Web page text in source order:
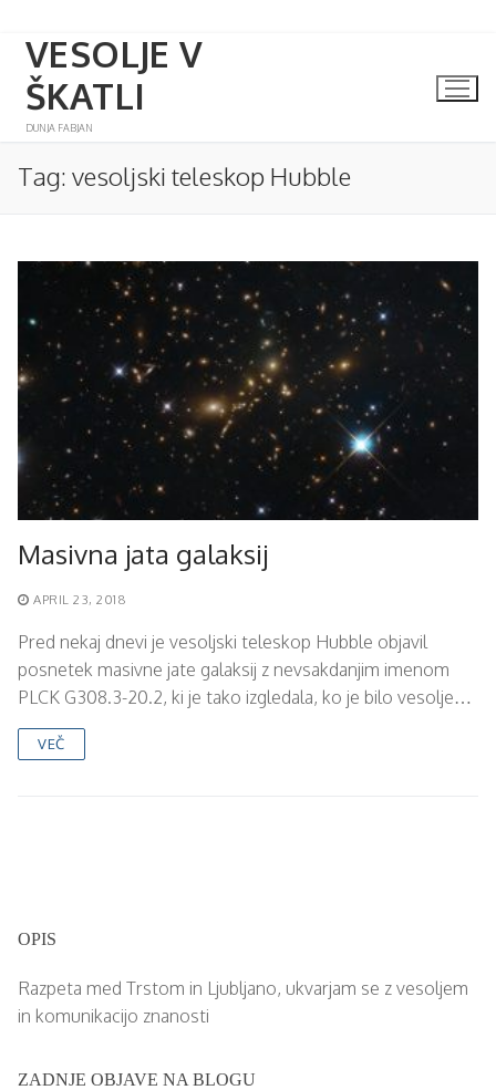
Skip
content
VESOLJE V
ŠKATLI
DUNJA FABJAN
Tag: vesoljski teleskop Hubble
Masivna jata galaksij
APRIL 23, 2018
Pred nekaj dnevi je vesoljski teleskop Hubble objavil
posnetek masivne jate galaksij z nevsakdanjim imenom
PLCK G308.3-20.2, ki je tako izgledala, ko je bilo vesolje…
VEČ
OPIS
Razpeta med Trstom in Ljubljano, ukvarjam se z vesoljem
in komunikacijo znanosti
ZADNJE OBJAVE NA BLOGU